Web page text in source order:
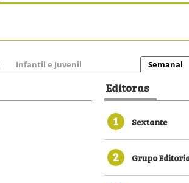
Infantil e Juvenil Semanal
Editoras
1
Sextante
2 Grupo